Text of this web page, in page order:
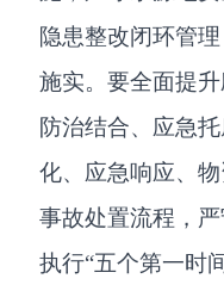
隐患整改闭环管
施实。要全面提
防治结合、应急
化、应急响应、
事故处置流程，
执行“五个第一时